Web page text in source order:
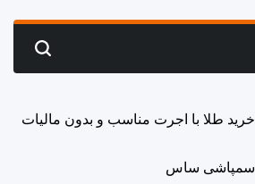
Search
خرید طلا با اجرت مناسب و بدون مالیات
سمپاشی ساس